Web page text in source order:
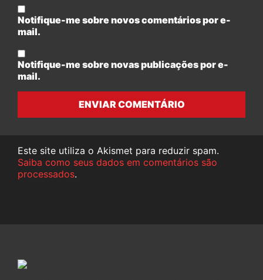
Notifique-me sobre novos comentários por e-
mail.
Notifique-me sobre novas publicações por e-
mail.
ENVIAR COMENTÁRIO
Este site utiliza o Akismet para reduzir spam.
Saiba como seus dados em comentários são
processados.